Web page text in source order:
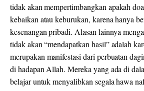
tidak akan mempertimbangkan apakah
kebaikan atau keburukan, karena hanya
kesenangan pribadi. Alasan lainnya
tidak akan “mendapatkan hasil” adalah
merupakan manifestasi dari perbuatan
di hadapan Allah. Mereka yang ada di
belajar untuk menyalibkan segala hawa